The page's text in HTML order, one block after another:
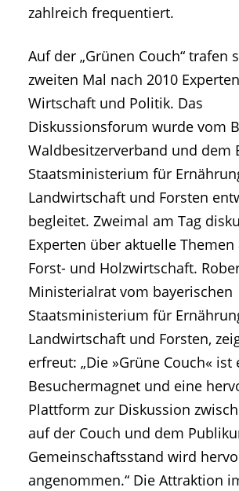
zahlreich frequentiert.
Auf der „Grünen Couch“ trafen
zweiten Mal nach 2010
Wirtschaft und Politik. Das
Diskussionsforum wurde vom
Waldbesitzerverband und dem
Staatsministerium für
Landwirtschaft und Forsten
begleitet. Zweimal am Tag
Experten über aktuelle Themen
Forst- und Holzwirtschaft.
Ministerialrat vom bayerischen
Staatsministerium für
Landwirtschaft und Forsten,
erfreut: „Die »Grüne Couch« ist
Besuchermagnet und eine
Plattform zur Diskussion
auf der Couch und dem
Gemeinschaftsstand wird
angenommen.“ Die Attraktion